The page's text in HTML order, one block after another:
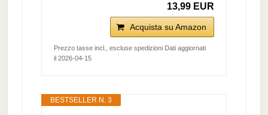
13,99 EUR
Acquista su Amazon
Prezzo tasse incl., escluse spedizioni Dati aggiornati
il 2026-04-15
BESTSELLER N. 3